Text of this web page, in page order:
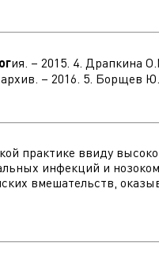
ия. – 2015. 4. Драпкина
архив. – 2016. 5. Борщев
практике ввиду
инфекций и
вмешательств,